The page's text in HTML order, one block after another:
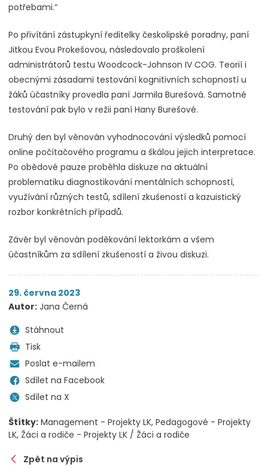
potřebami.“
Po přivítání zástupkyní ředitelky českolipské poradny, paní
Jitkou Evou Prokešovou, následovalo proškolení
administrátorů testu Woodcock-Johnson IV COG. Teorií i
obecnými zásadami testování kognitivních schopností u
žáků účastníky provedla paní Jarmila Burešová. Samotné
testování pak bylo v režii paní Hany Burešové.
Druhý den byl věnován vyhodnocování výsledků pomocí
online počítačového programu a škálou jejich interpretace.
Po obědové pauze proběhla diskuze na aktuální
problematiku diagnostikování mentálních schopností,
využívání různých testů, sdílení zkušeností a kazuistický
rozbor konkrétních případů.
Závěr byl věnován poděkování lektorkám a všem
účastníkům za sdílení zkušeností a živou diskuzi.
29. června 2023
Autor: Jana Černá
Stáhnout
Tisk
Poslat e-mailem
Sdílet na Facebook
Sdílet na X
Štítky: Management - Projekty LK Pedagogové - Projekty
LK Žáci a rodiče - Projekty LK / Žáci a rodiče
Zpět na výpis